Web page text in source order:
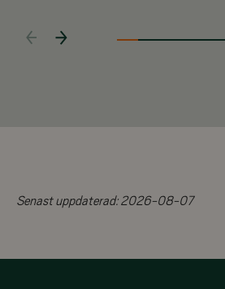
Senast uppdaterad:2026-08-07